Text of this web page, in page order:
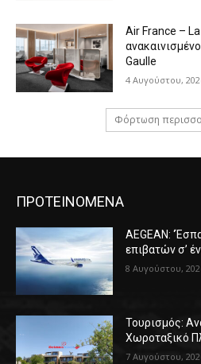
Air France –
Gaulle
4 Αυγούστου,
Φόρτωση
ΠΡΟΤΕΙΝΟΜΕΝΑ
AEGEAN:
επιβατών σ’
8 Αυγούστου,
Τουρισμός:
Χωροταξικό
7 Αυγούστου,